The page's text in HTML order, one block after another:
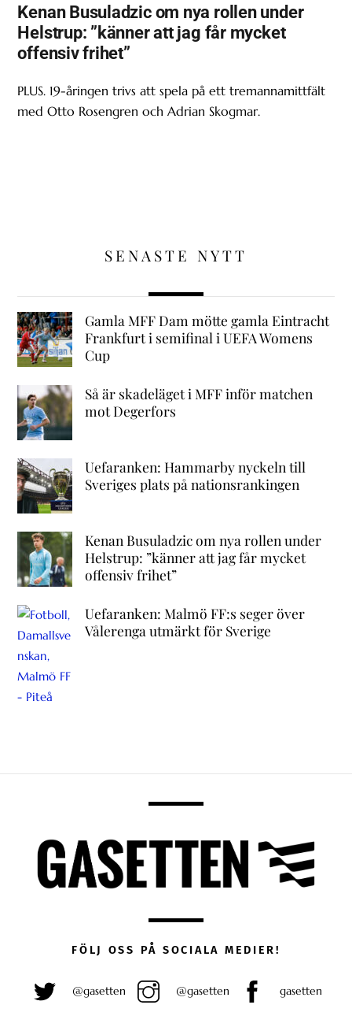
Kenan Busuladzic om nya rollen under
Helstrup: ”känner att jag får mycket
offensiv frihet”
PLUS. 19-åringen trivs att spela på ett tremannamittfält
med Otto Rosengren och Adrian Skogmar.
SENASTE NYTT
Gamla MFF Dam mötte gamla Eintracht
Frankfurt i semifinal i UEFA Womens
Cup
Så är skadeläget i MFF inför matchen
mot Degerfors
Uefaranken: Hammarby nyckeln till
Sveriges plats på nationsrankingen
Kenan Busuladzic om nya rollen under
Helstrup: ”känner att jag får mycket
offensiv frihet”
Uefaranken: Malmö FF:s seger över
Vålerenga utmärkt för Sverige
FÖLJ OSS PÅ SOCIALA MEDIER!
@gasetten @gasetten gasetten